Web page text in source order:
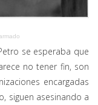
se esperaba que
no tener fin, son
encargadas
siguen asesinando a